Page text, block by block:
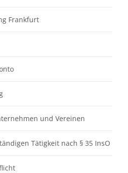
Frankfurt
und Vereinen
Tätigkeit nach § 35 InsO